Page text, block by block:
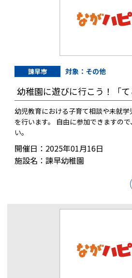
諫早市 対象：その他
幼稚園に遊びに行こう！「て
幼児教育における子育て相談や未就
を行います。 自由に参加できますの
い。
開催日：2025年01月16日
施設名：諫早幼稚園